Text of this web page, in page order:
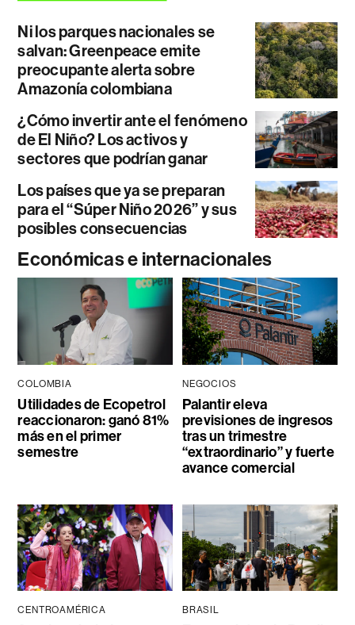
Ni los parques nacionales se
salvan: Greenpeace emite
preocupante alerta sobre
Amazonía colombiana
¿Cómo invertir ante el fenómeno
de El Niño? Los activos y
sectores que podrían ganar
Los países que ya se preparan
para el “Súper Niño 2026” y sus
posibles consecuencias
Económicas e internacionales
COLOMBIA
Utilidades de Ecopetrol
reaccionaron: ganó 81%
más en el primer
semestre
NEGOCIOS
Palantir eleva
previsiones de ingresos
tras un trimestre
“extraordinario” y fuerte
avance comercial
CENTROAMÉRICA BRASIL